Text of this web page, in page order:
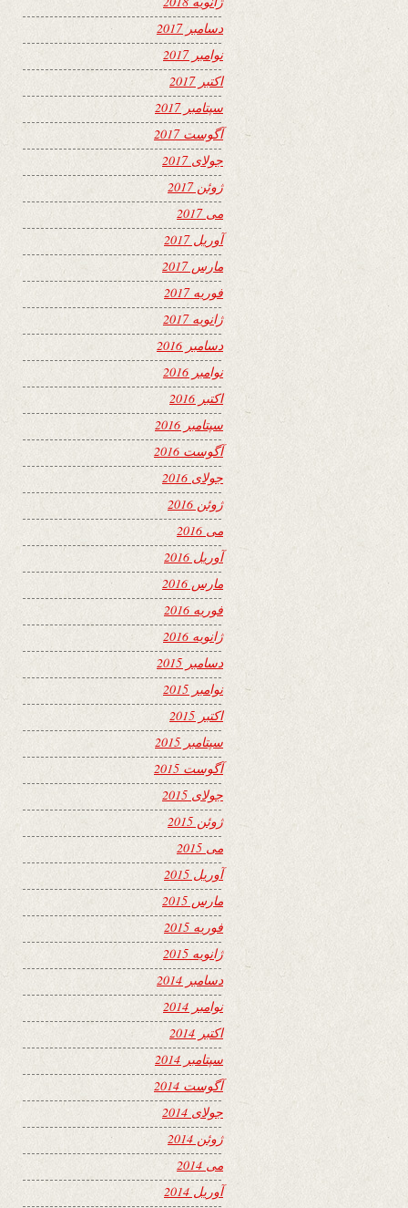
دسامبر 2017
نوامبر 2017
اکتبر 2017
سپتامبر 2017
آگوست 2017
جولای 2017
ژوئن 2017
می 2017
آوریل 2017
مارس 2017
فوریه 2017
ژانویه 2017
دسامبر 2016
نوامبر 2016
اکتبر 2016
سپتامبر 2016
آگوست 2016
جولای 2016
ژوئن 2016
می 2016
آوریل 2016
مارس 2016
فوریه 2016
ژانویه 2016
دسامبر 2015
نوامبر 2015
اکتبر 2015
سپتامبر 2015
آگوست 2015
جولای 2015
ژوئن 2015
می 2015
آوریل 2015
مارس 2015
فوریه 2015
ژانویه 2015
دسامبر 2014
نوامبر 2014
اکتبر 2014
سپتامبر 2014
آگوست 2014
جولای 2014
ژوئن 2014
می 2014
آوریل 2014